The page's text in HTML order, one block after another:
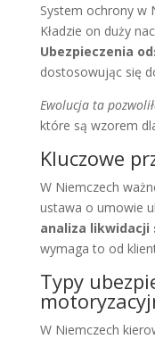
System ochrony w
Kładzie on duży
Ubezpieczenia
dostosowując się
Ewolucja ta
które są wzorem
Kluczowe
W Niemczech
ustawa o umowie
analiza likwidacji
wymaga to od
Typy
W Niemczech